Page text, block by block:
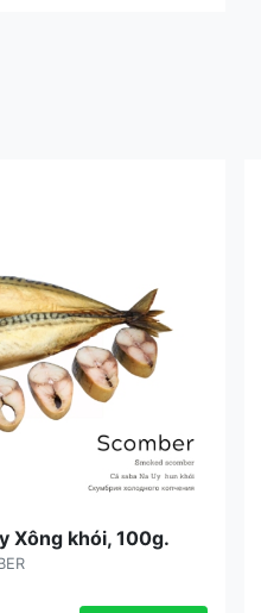
Xông khói, 100g.